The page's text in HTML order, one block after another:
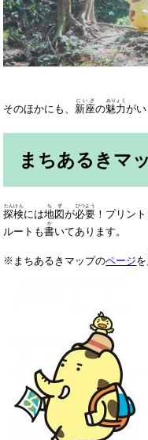
そのほかにも、 新座
にいざ
の魅力
みりょく
が
まちあるきマ
探検
たんけん
には地図
ちず
が必要
ひつよう
！プリン
ルートも書
か
いてあります。
※まちあるきマップのページを